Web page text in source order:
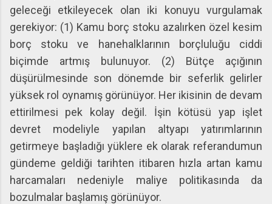
geleceği etkileyecek olan iki konuyu vurgulamak
gerekiyor: (1) Kamu borç stoku azalırken özel kesim
borç stoku ve hanehalklarının borçluluğu ciddi
biçimde artmış bulunuyor. (2) Bütçe açığının
düşürülmesinde son dönemde bir seferlik gelirler
yüksek rol oynamış görünüyor. Her ikisinin de devam
ettirilmesi pek kolay değil. İşin kötüsü yap işlet
devret modeliyle yapılan altyapı yatırımlarının
getirmeye başladığı yüklere ek olarak referandumun
gündeme geldiği tarihten itibaren hızla artan kamu
harcamaları nedeniyle maliye politikasında da
bozulmalar başlamış görünüyor.